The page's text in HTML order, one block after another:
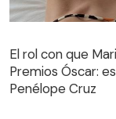
El rol con que
Premios Óscar:
Penélope Cruz